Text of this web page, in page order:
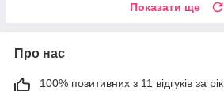
Показати ще
Про нас
100% позитивних з 11 відгуків за рік